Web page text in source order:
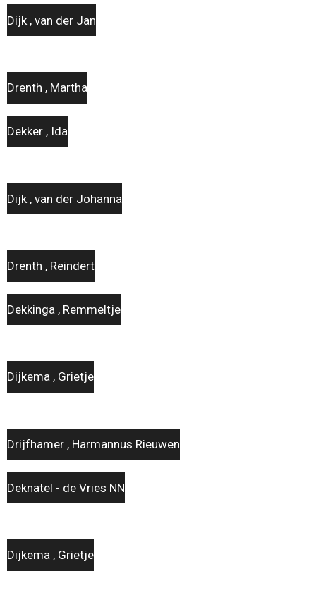
Dijk , van der Jan
Drenth , Martha
Dekker , Ida
Dijk , van der Johanna
Drenth , Reindert
Dekkinga , Remmeltje
Dijkema , Grietje
Drijfhamer , Harmannus Rieuwen
Deknatel - de Vries NN
Dijkema , Grietje